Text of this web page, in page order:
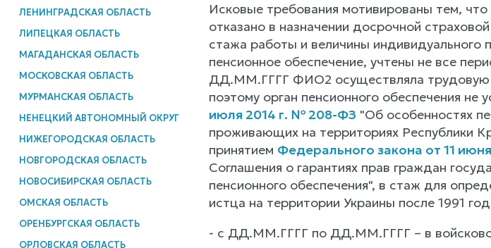
ЛЕНИНГРАДСКАЯ ОБЛАСТЬ
ЛИПЕЦКАЯ ОБЛАСТЬ
МАГАДАНСКАЯ ОБЛАСТЬ
МОСКОВСКАЯ ОБЛАСТЬ
МУРМАНСКАЯ ОБЛАСТЬ
НЕНЕЦКИЙ АВТОНОМНЫЙ ОКРУГ
НИЖЕГОРОДСКАЯ ОБЛАСТЬ
НОВГОРОДСКАЯ ОБЛАСТЬ
НОВОСИБИРСКАЯ ОБЛАСТЬ
ОМСКАЯ ОБЛАСТЬ
ОРЕНБУРГСКАЯ ОБЛАСТЬ
ОРЛОВСКАЯ ОБЛАСТЬ
Исковые требования мотивированы тем,
отказано в назначении досрочной
стажа работы и величины
пенсионное обеспечение, учтены не все
ДД.ММ.ГГГГ ФИО2 осуществляла трудовую
поэтому орган пенсионного обеспечения
июля 2014 г. № 208-ФЗ "Об особенностях
проживающих на территориях Республики
принятием Федерального закона от 11
Соглашения о гарантиях прав граждан
пенсионного обеспечения", в стаж для
истца на территории Украины после 1991
- с ДД.ММ.ГГГГ по ДД.ММ.ГГГГ – в